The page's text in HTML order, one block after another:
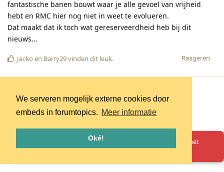
We serveren mogelijk externe cookies door
embeds in forumtopics. Meer informatie
Oké!
fantastische banen bouwt waar je alle gevoel van vrijheid
hebt en RMC hier nog niet in weet te evolueren.
Dat maakt dat ik toch wat gereserveerdheid heb bij dit
nieuws...
Reageren
Jacko en Barry29vinden dit leuk.
Oeps! Er is iets misgegaan. Herlaad de pagina en probeer het
opnieuw.